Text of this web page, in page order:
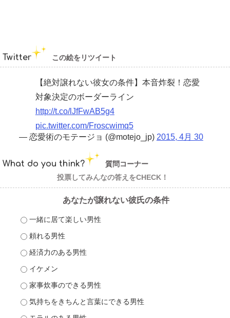
Twitter この絵をリツイート
【絶対譲れない彼女の条件】本音炸裂！恋愛
対象決定のボーダーライン
http://t.co/lJfFwAB5g4
pic.twitter.com/Froscwimq5
— 恋愛術のモテージョ (@motejo_jp) 2015, 4月 30
What do you think?
質問コーナー
投票してみんなの答えをCHECK！
あなたが譲れない彼氏の条件
一緒に居て楽しい男性
頼れる男性
経済力のある男性
イケメン
家事炊事のできる男性
気持ちをきちんと言葉にできる男性